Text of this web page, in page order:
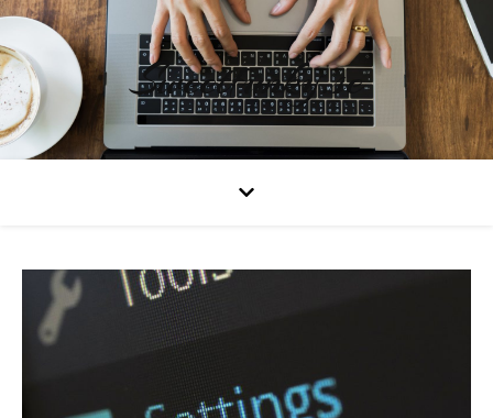
Sweetfunky.se